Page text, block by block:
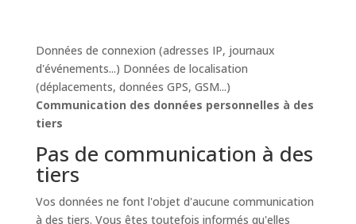
Données de connexion (adresses IP, journaux
d'événements...) Données de localisation
(déplacements, données GPS, GSM...)
Communication des données personnelles à des
tiers
Pas de communication à des
tiers
Vos données ne font l'objet d'aucune communication
à des tiers. Vous êtes toutefois informés qu'elles